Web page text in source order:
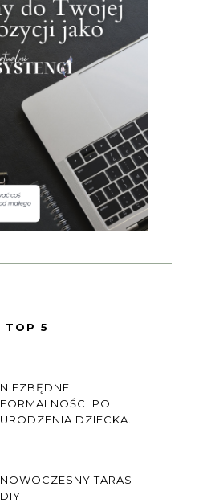
TOP 5
NIEZBĘDNE
FORMALNOŚCI PO
URODZENIA DZIECKA.
NOWOCZESNY TARAS
DIY